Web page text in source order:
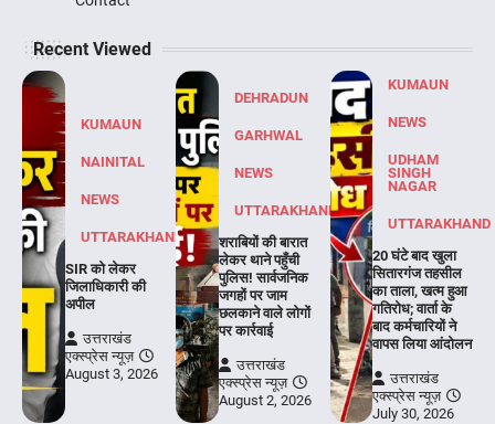
Recent Viewed
KUMAUN
NAINITAL
NEWS
UTTARAKHAND
SIR को लेकर
जिलाधिकारी की
अपील
उत्तराखंड
एक्स्प्रेस न्यूज़
August 3, 2026
DEHRADUN
GARHWAL
NEWS
UTTARAKHAND
शराबियों की बारात
लेकर थाने पहुँची
पुलिस! सार्वजनिक
जगहों पर जाम
छलकाने वाले लोगों
पर कार्रवाई
उत्तराखंड
एक्स्प्रेस न्यूज़
August 2, 2026
KUMAUN
NEWS
UDHAM
SINGH
NAGAR
UTTARAKHAND
20 घंटे बाद खुला
सितारगंज तहसील
का ताला, खत्म हुआ
गतिरोध; वार्ता के
बाद कर्मचारियों ने
वापस लिया आंदोलन
उत्तराखंड
एक्स्प्रेस न्यूज़
July 30, 2026